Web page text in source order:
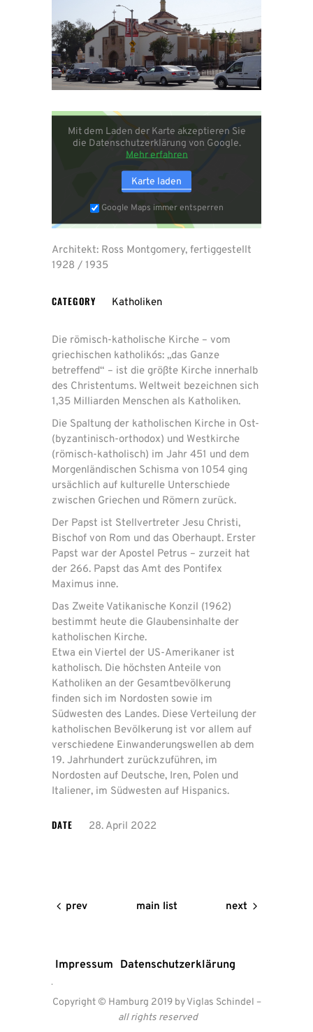
Mit dem Laden der Karte akzeptieren Sie
die Datenschutzerklärung von Google.
Mehr erfahren
Karte laden
Google Maps immer entsperren
Architekt: Ross Montgomery, fertiggestellt
1928 / 1935
CATEGORY Katholiken
Die römisch-katholische Kirche – vom
griechischen katholikós: „das Ganze
betreffend“ – ist die größte Kirche innerhalb
des Christentums. Weltweit bezeichnen sich
1,35 Milliarden Menschen als Katholiken.
Die Spaltung der katholischen Kirche in Ost-
(byzantinisch-orthodox) und Westkirche
(römisch-katholisch) im Jahr 451 und dem
Morgenländischen Schisma von 1054 ging
ursächlich auf kulturelle Unterschiede
zwischen Griechen und Römern zurück.
Der Papst ist Stellvertreter Jesu Christi,
Bischof von Rom und das Oberhaupt. Erster
Papst war der Apostel Petrus – zurzeit hat
der 266. Papst das Amt des Pontifex
Maximus inne.
Das Zweite Vatikanische Konzil (1962)
bestimmt heute die Glaubensinhalte der
katholischen Kirche.
Etwa ein Viertel der US-Amerikaner ist
katholisch. Die höchsten Anteile von
Katholiken an der Gesamtbevölkerung
finden sich im Nordosten sowie im
Südwesten des Landes. Diese Verteilung der
katholischen Bevölkerung ist vor allem auf
verschiedene Einwanderungswellen ab dem
19. Jahrhundert zurückzuführen, im
Nordosten auf Deutsche, Iren, Polen und
Italiener, im Südwesten auf Hispanics.
DATE 28. April 2022
prev main list next
Impressum Datenschutzerklärung
Karte
von
erfahren
Copyright © Hamburg 2019 by Viglas Schindel –
all rights reserved